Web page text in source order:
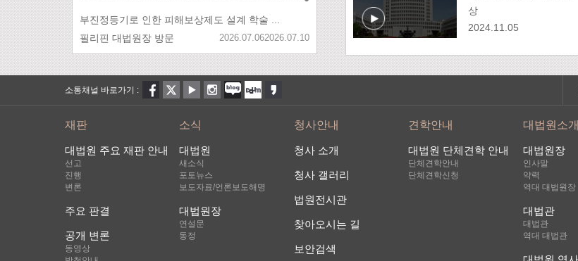
부진정등기로 인한 피해보상제도 설계 학술 ...
2026.07.10
필리핀 대법원장 방문 2026.07.06
상
2024.11.05
소통채널 바로가기 :
재판
대법원 주요 재판 안내
선고
진행
변론
주요 판결
공개 변론
동영상
소식
대법원
새소식
포토뉴스
보도자료/언론보도해명
대법원장
연설문
동정
청사안내
청사 소개
청사 갤러리
법원전시관
찾아오시는 길
보안검색
견학안내
대법원 단체견학 안내
단체견학안내
단체견학신청
대법원소개
대법원장
인사말
약력
역대 대법원장
대법관
대법관
역대 대법관